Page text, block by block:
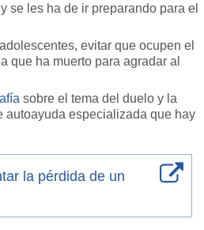
se les ha de ir preparando para el
evitar que ocupen el
que ha muerto para agradar al
sobre el tema del duelo y la
autoayuda especializada que hay
la pérdida de un